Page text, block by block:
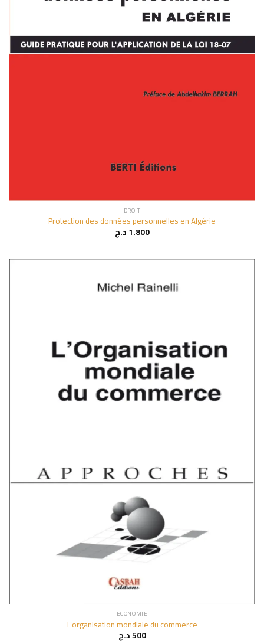
DROIT
Protection des données personnelles en Algérie
1.800د.ج
ECONOMIE
L’organisation mondiale du commerce
500د.ج